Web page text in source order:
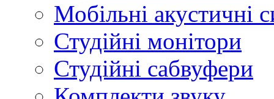
Мобільні акустичні
Студійні монітори
Студійні сабвуфери